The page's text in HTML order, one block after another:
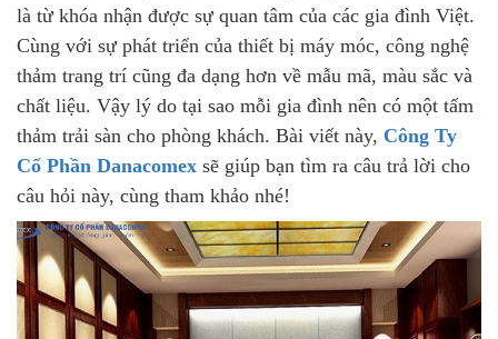
là từ khóa nhận được sự quan tâm của các gia đình Việt.
Cùng với sự phát triển của thiết bị máy móc, công nghệ
thảm trang trí cũng đa dạng hơn về mẫu mã, màu sắc và
chất liệu. Vậy lý do tại sao mỗi gia đình nên có một tấm
thảm trải sàn cho phòng khách. Bài viết này, Công Ty
Cổ Phần Danacomex sẽ giúp bạn tìm ra câu trả lời cho
câu hỏi này, cùng tham khảo nhé!